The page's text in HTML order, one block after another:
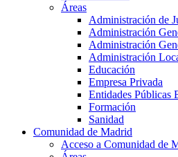
Áreas
Administración de
Administración
Administración
Administración
Educación
Empresa Privada
Entidades Públicas
Formación
Sanidad
Comunidad de Madrid
Acceso a Comunidad de